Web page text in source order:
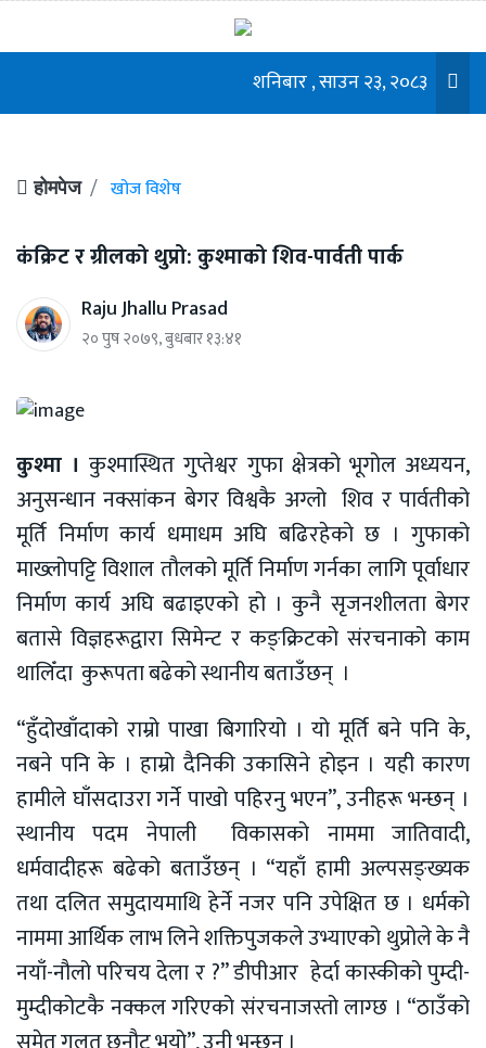
शनिबार , साउन २३, २०८३
होमपेज खोज विशेष
कंक्रिट र ग्रीलको थुप्रो: कुश्माको शिव-पार्वती पार्क
Raju Jhallu Prasad
२० पुष २०७९, बुधबार १३:४१
कुश्मा । कुश्मास्थित गुप्तेश्वर गुफा क्षेत्रको भूगोल अध्ययन,
अनुसन्धान नक्सांकन बेगर विश्वकै अग्लो शिव र पार्वतीको
मूर्ति निर्माण कार्य धमाधम अघि बढिरहेको छ । गुफाको
माख्लोपट्टि विशाल तौलको मूर्ति निर्माण गर्नका लागि पूर्वाधार
निर्माण कार्य अघि बढाइएको हो । कुनै सृजनशीलता बेगर
बतासे विज्ञहरूद्वारा सिमेन्ट र कङ्क्रिटको संरचनाको काम
थालिँदा कुरूपता बढेको स्थानीय बताउँछन् ।
“हुँदोखाँदाको राम्रो पाखा बिगारियो । यो मूर्ति बने पनि के,
नबने पनि के । हाम्रो दैनिकी उकासिने होइन । यही कारण
हामीले घाँसदाउरा गर्ने पाखो पहिरनु भएन”, उनीहरू भन्छन् ।
स्थानीय पदम नेपाली विकासको नाममा जातिवादी,
धर्मवादीहरू बढेको बताउँछन् । “यहाँ हामी अल्पसङ्ख्यक
तथा दलित समुदायमाथि हेर्ने नजर पनि उपेक्षित छ । धर्मको
नाममा आर्थिक लाभ लिने शक्तिपुजकले उभ्याएको थुप्रोले के नै
नयाँ-नौलो परिचय देला र ?” डीपीआर हेर्दा कास्कीको पुम्दी-
मुम्दीकोटकै नक्कल गरिएको संरचनाजस्तो लाग्छ । “ठाउँको